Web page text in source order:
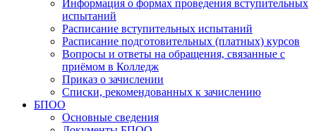
Информация о формах проведения вступительных
испытаний
Расписание вступительных испытаний
Расписание подготовительных (платных) курсов
Вопросы и ответы на обращения, связанные с
приёмом в Колледж
Приказ о зачислении
Списки, рекомендованных к зачислению
БПОО
Основные сведения